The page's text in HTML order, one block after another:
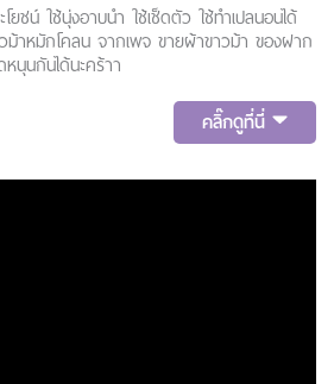
ชน์ ใช้นุ่งอาบน้ำ ใช้เช็ดตัว ใช้ทำเปลนอนได้
ม้าหมักโคลน จากเพจ ขายผ้าขาวม้า ของฝาก
นุนกันได้นะคร้าา
คลิ๊กดูที่นี่